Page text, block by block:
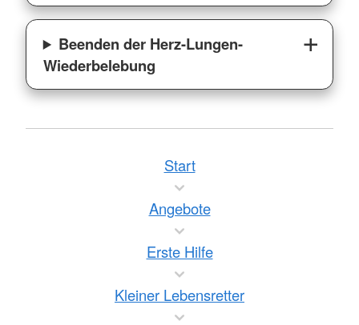
Beenden der Herz-Lungen-
Wiederbelebung
Start
Angebote
Erste Hilfe
Kleiner Lebensretter